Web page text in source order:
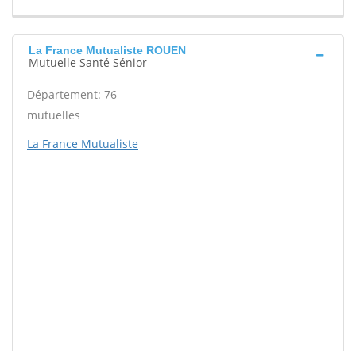
La France Mutualiste ROUEN
Mutuelle Santé Sénior
Département: 76
mutuelles
La France Mutualiste